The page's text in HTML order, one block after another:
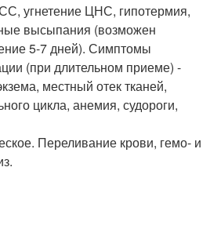
угнетение ЦНС, гипотермия,
высыпания (возможен
5-7 дней). Симптомы
(при длительном приеме) -
местный отек тканей,
цикла, анемия, судороги,
Переливание крови, гемо- и